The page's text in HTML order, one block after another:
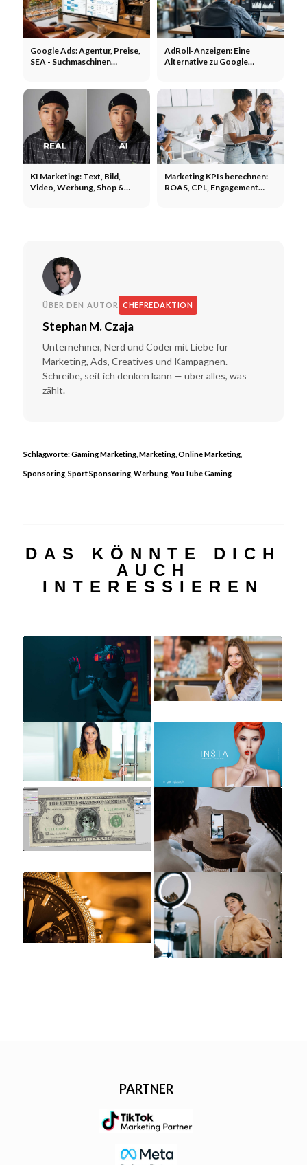
Google Ads: Agentur, Preise,
SEA - Suchmaschinen
AdRoll-Anzeigen: Eine
Alternative zu Google
Reichweite
KI Marketing: Text, Bild,
Video, Werbung, Shop &
Marketing KPIs berechnen:
ROAS, CPL, Engagement
ÜBER DEN AUTOR CHEFREDAKTION
Stephan M. Czaja
Unternehmer, Nerd und Coder mit Liebe für
Marketing, Ads, Creatives und Kampagnen.
Schreibe, seit ich denken kann — über alles, was
zählt.
Schlagworte:Gaming Marketing, Marketing, Online Marketing,
Sponsoring, Sport Sponsoring, Werbung, YouTube Gaming
DAS KÖNNTE DICH
AUCH
INTERESSIEREN
PARTNER